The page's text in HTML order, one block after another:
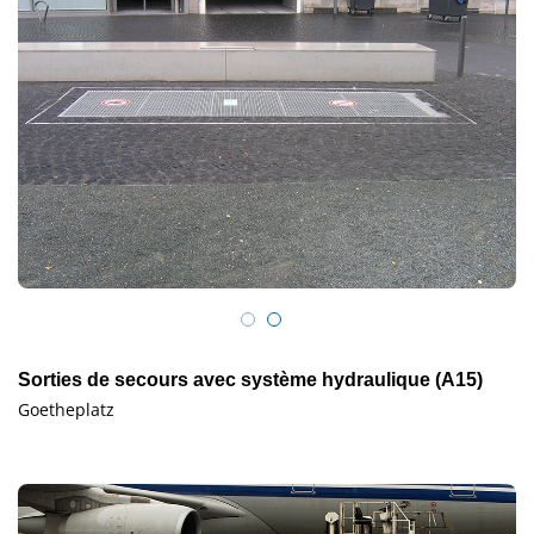
Sorties de secours avec système hydraulique (A15)
Goetheplatz